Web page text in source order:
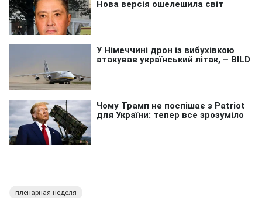
пленарная неделя